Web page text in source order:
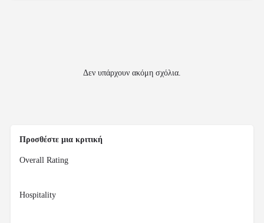
Δεν υπάρχουν ακόμη σχόλια.
Προσθέστε μια κριτική
Overall Rating
Hospitality